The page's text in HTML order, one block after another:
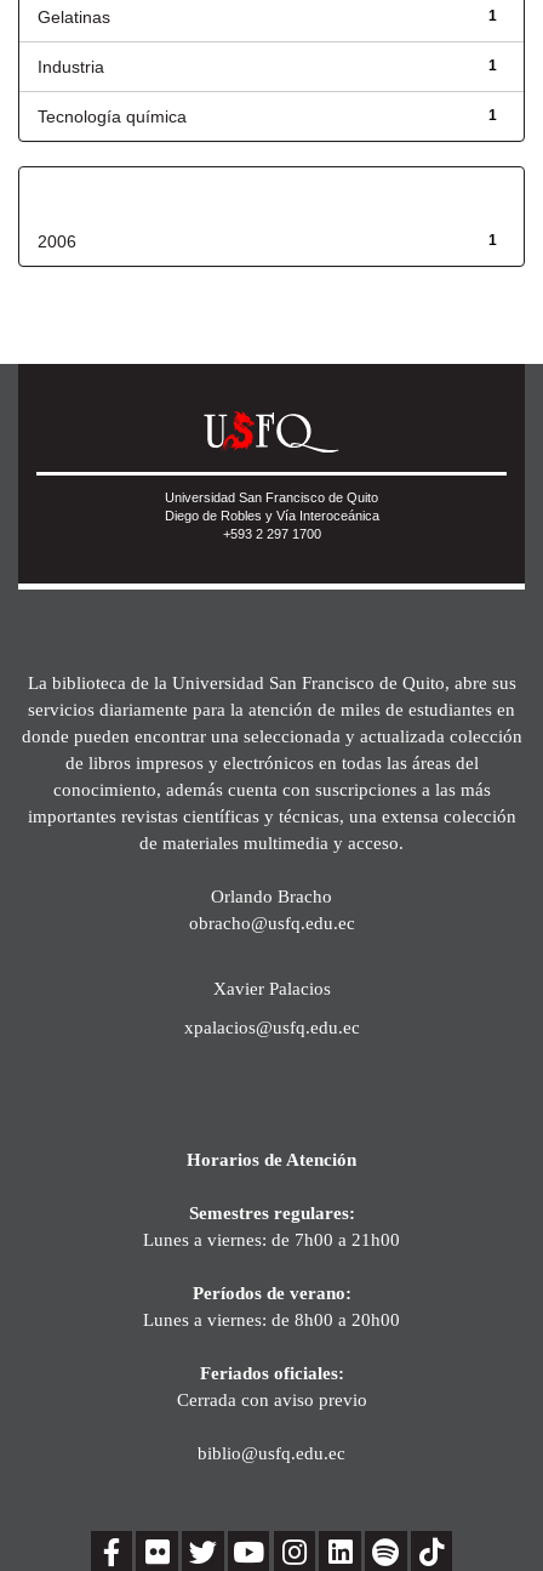
1
Gelatinas
1
Industria
1
Tecnología química
1
2006
Universidad San Francisco de Quito
Diego de Robles y Vía Interoceánica
+593 2 297 1700
La biblioteca de la Universidad San Francisco de Quito, abre sus
servicios diariamente para la atención de miles de estudiantes en
donde pueden encontrar una seleccionada y actualizada colección
de libros impresos y electrónicos en todas las áreas del
conocimiento, además cuenta con suscripciones a las más
importantes revistas científicas y técnicas, una extensa colección
de materiales multimedia y acceso.
Orlando Bracho
obracho@usfq.edu.ec
Xavier Palacios
xpalacios@usfq.edu.ec
Horarios de Atención
Semestres regulares:
Lunes a viernes: de 7h00 a 21h00
Períodos de verano:
Lunes a viernes: de 8h00 a 20h00
Feriados oficiales:
Cerrada con aviso previo
biblio@usfq.edu.ec